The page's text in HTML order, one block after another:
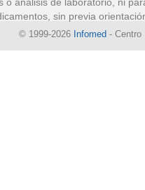
o análisis de laboratorio, ni
sin previa
© 1999-2026 Infomed - Centro